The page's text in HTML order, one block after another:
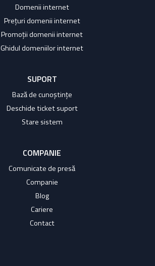
Domenii internet
Prețuri domenii internet
Promoții domenii internet
Ghidul domeniilor internet
SUPORT
Bază de cunoștințe
Deschide ticket suport
Stare sistem
COMPANIE
Comunicate de presă
Companie
Blog
Cariere
Contact